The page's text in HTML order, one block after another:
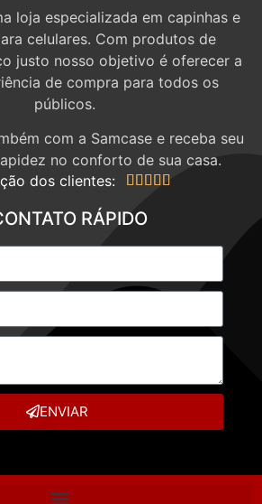
loja especializada em capinhas e
celulares. Com produtos de
justo nosso objetivo é oferecer a
de compra para todos os
públicos.
com a Samcase e receba seu
no conforto de sua casa.
dos clientes:
    
RÁPIDO
ENVIAR